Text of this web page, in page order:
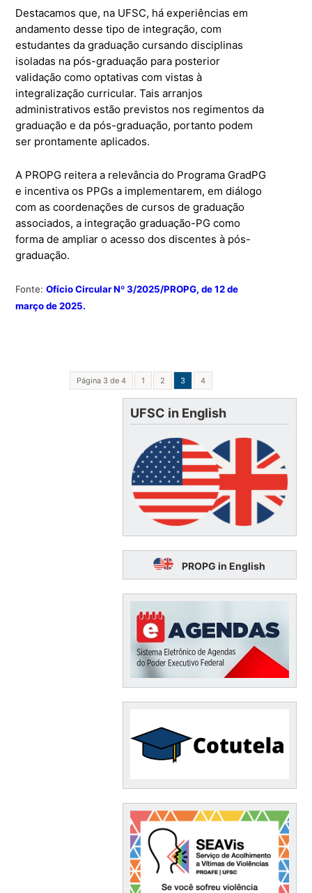
Destacamos que, na UFSC, há experiências em
andamento desse tipo de integração, com
estudantes da graduação cursando disciplinas
isoladas na pós-graduação para posterior
validação como optativas com vistas à
integralização curricular. Tais arranjos
administrativos estão previstos nos regimentos da
graduação e da pós-graduação, portanto podem
ser prontamente aplicados.
A PROPG reitera a relevância do Programa GradPG
e incentiva os PPGs a implementarem, em diálogo
com as coordenações de cursos de graduação
associados, a integração graduação-PG como
forma de ampliar o acesso dos discentes à pós-
graduação.
Fonte:Ofício Circular Nº 3/2025/PROPG, de 12 de
março de 2025.
Página 3 de 4 1 2 3 4
UFSC in English
PROPG in English